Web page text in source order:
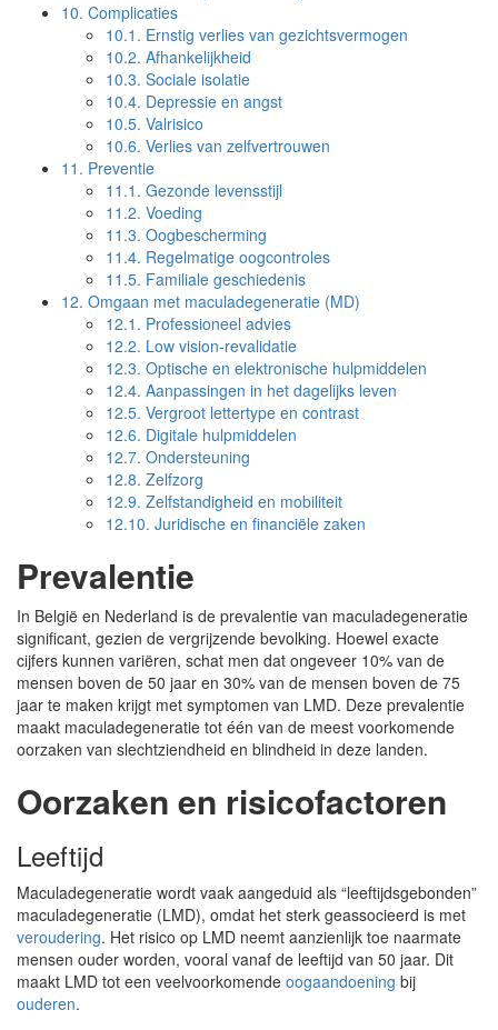
10. Complicaties
10.1. Ernstig verlies van gezichtsvermogen
10.2. Afhankelijkheid
10.3. Sociale isolatie
10.4. Depressie en angst
10.5. Valrisico
10.6. Verlies van zelfvertrouwen
11. Preventie
11.1. Gezonde levensstijl
11.2. Voeding
11.3. Oogbescherming
11.4. Regelmatige oogcontroles
11.5. Familiale geschiedenis
12. Omgaan met maculadegeneratie (MD)
12.1. Professioneel advies
12.2. Low vision-revalidatie
12.3. Optische en elektronische hulpmiddelen
12.4. Aanpassingen in het dagelijks leven
12.5. Vergroot lettertype en contrast
12.6. Digitale hulpmiddelen
12.7. Ondersteuning
12.8. Zelfzorg
12.9. Zelfstandigheid en mobiliteit
12.10. Juridische en financiële zaken
Prevalentie
In België en Nederland is de prevalentie van maculadegeneratie
significant, gezien de vergrijzende bevolking. Hoewel exacte
cijfers kunnen variëren, schat men dat ongeveer 10% van de
mensen boven de 50 jaar en 30% van de mensen boven de 75
jaar te maken krijgt met symptomen van LMD. Deze prevalentie
maakt maculadegeneratie tot één van de meest voorkomende
oorzaken van slechtziendheid en blindheid in deze landen.
Oorzaken en risicofactoren
Leeftijd
Maculadegeneratie wordt vaak aangeduid als “leeftijdsgebonden”
maculadegeneratie (LMD), omdat het sterk geassocieerd is met
veroudering. Het risico op LMD neemt aanzienlijk toe naarmate
mensen ouder worden, vooral vanaf de leeftijd van 50 jaar. Dit
maakt LMD tot een veelvoorkomende oogaandoening bij
ouderen.